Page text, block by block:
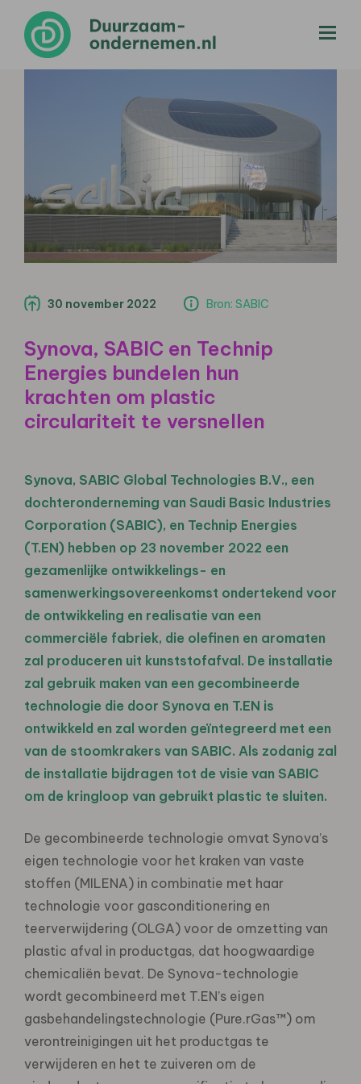
30 november 2022 Bron: SABIC
Synova, SABIC en Technip
Energies bundelen hun
krachten om plastic
circulariteit te versnellen
Synova, SABIC Global Technologies B.V., een
dochteronderneming van Saudi Basic Industries
Corporation (SABIC), en Technip Energies
(T.EN) hebben op 23 november 2022 een
gezamenlijke ontwikkelings- en
samenwerkingsovereenkomst ondertekend voor
de ontwikkeling en realisatie van een
commerciële fabriek, die olefinen en aromaten
zal produceren uit kunststofafval. De installatie
zal gebruik maken van een gecombineerde
technologie die door Synova en T.EN is
ontwikkeld en zal worden geïntegreerd met een
van de stoomkrakers van SABIC. Als zodanig zal
de installatie bijdragen tot de visie van SABIC
om de kringloop van gebruikt plastic te sluiten.
De gecombineerde technologie omvat Synova’s
eigen technologie voor het kraken van vaste
stoffen (MILENA) in combinatie met haar
technologie voor gasconditionering en
teerverwijdering (OLGA) voor de omzetting van
plastic afval in productgas, dat hoogwaardige
chemicaliën bevat. De Synova-technologie
wordt gecombineerd met T.EN’s eigen
gasbehandelingstechnologie (Pure.rGas™) om
verontreinigingen uit het productgas te
verwijderen en het te zuiveren om de